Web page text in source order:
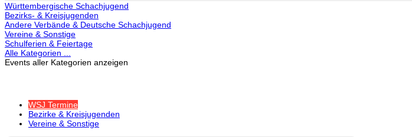
Württembergische Schachjugend
Bezirks- & Kreisjugenden
Andere Verbände & Deutsche Schachjugend
Vereine & Sonstige
Schulferien & Feiertage
Alle Kategorien ...
Events aller Kategorien anzeigen
WSJ Termine
Bezirke & Kreisjugenden
Vereine & Sonstige